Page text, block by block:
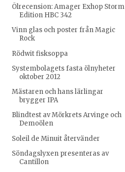
Ölrecension: Amager Exhop Storm
Edition HBC 342
Vinn glas och poster från Magic
Rock
Rödwit fisksoppa
Systembolagets fasta ölnyheter
oktober 2012
Mästaren och hans lärlingar
brygger IPA
Blindtest av Mörkrets Arvinge och
Demoölen
Soleil de Minuit återvänder
Söndagslyxen presenteras av
Cantillon